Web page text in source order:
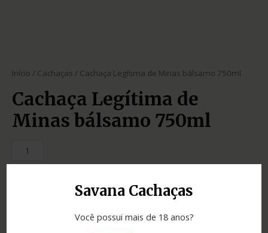
Savana Cachaças
Você possui mais de 18 anos?
Início / Cachaças / Cachaça Legítima de Minas bálsamo 750ml
Cachaça Legítima de
Minas bálsamo 750ml
Cachaças
Adicionar ao orçamento